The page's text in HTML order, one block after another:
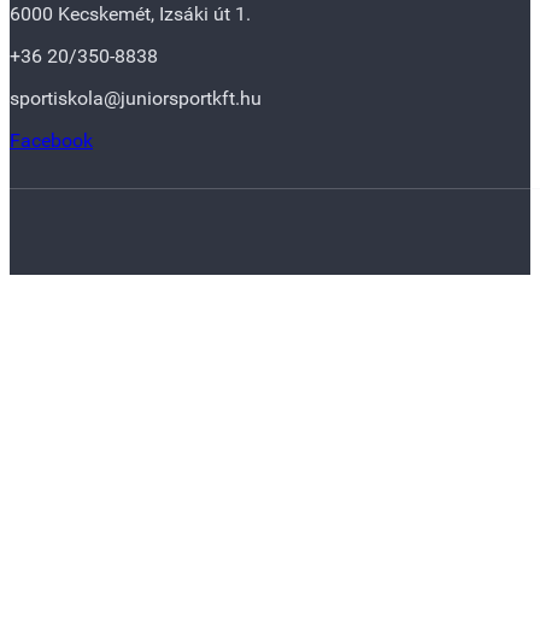
6000 Kecskemét, Izsáki út 1.
+36 20/350-8838
sportiskola@juniorsportkft.hu
Facebook